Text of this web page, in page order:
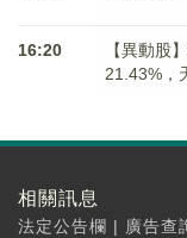
16:20
【異動股
21.43%，
相關訊息
法定公告欄 | 廣告查